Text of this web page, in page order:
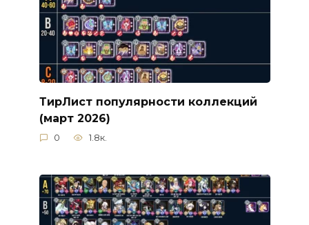
ТирЛист популярности коллекций
(март 2026)
0 1.8к.